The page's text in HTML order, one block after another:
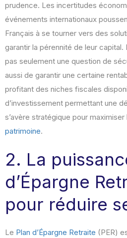
prudence. Les incertitudes
événements internationaux
Français à se tourner vers des
garantir la pérennité de leur capital.
pas seulement une question de
aussi de garantir une certaine
profitant des niches fiscales
d’investissement permettant une
s’avère stratégique pour
patrimoine.
2. La
d’Épargne
pour réduire
Le Plan d’Épargne Retraite (PER)